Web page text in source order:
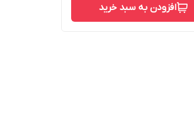
افزودن به سبد خرید